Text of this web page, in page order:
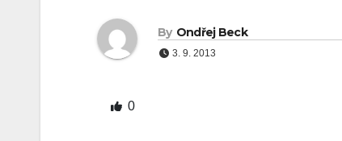
By Ondřej Beck
3. 9. 2013
0